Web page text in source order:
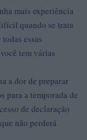
mais experiência
quando se trata
essas
tem várias
a dor de preparar
para a temporada de
de declaração
não perderá